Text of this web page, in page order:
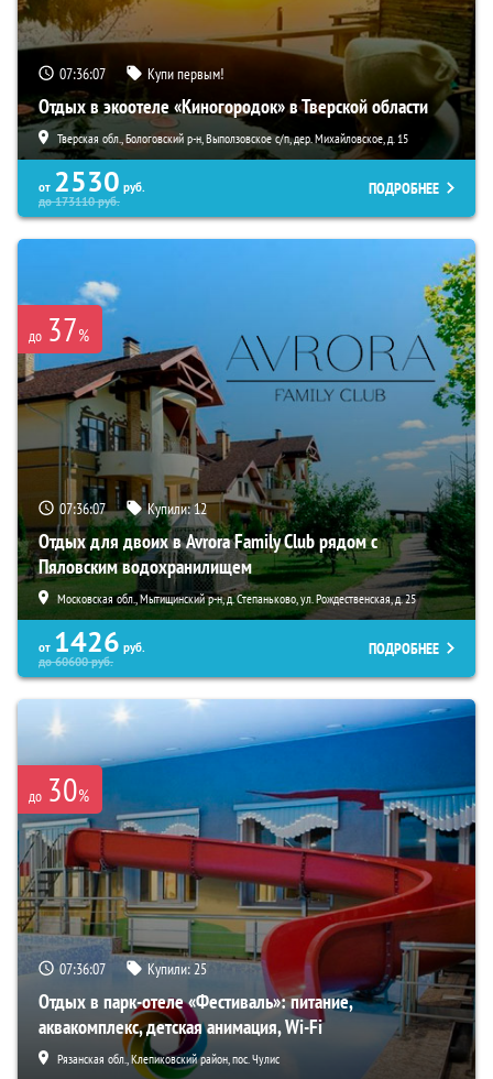
07:36:05 Купи первым!
Отдых в экоотеле «Киногородок» в Тверской области
Тверская обл., Бологовский р-н, Выползовское с/п, дер. Михайловское, д. 15
от 2530 руб.
до173110руб.
ПОДРОБНЕЕ
до 37%
07:36:05 Купили:12
Отдых для двоих в Avrora Family Club рядом с
Пяловским водохранилищем
Московская обл., Мытищинский р-н, д. Степаньково, ул. Рождественская, д. 25
от 1426 руб.
до60600руб.
ПОДРОБНЕЕ
до 30%
07:36:05 Купили:25
Отдых в парк-отеле «Фестиваль»: питание,
аквакомплекс, детская анимация, Wi-Fi
Рязанская обл., Клепиковский район, пос. Чулис